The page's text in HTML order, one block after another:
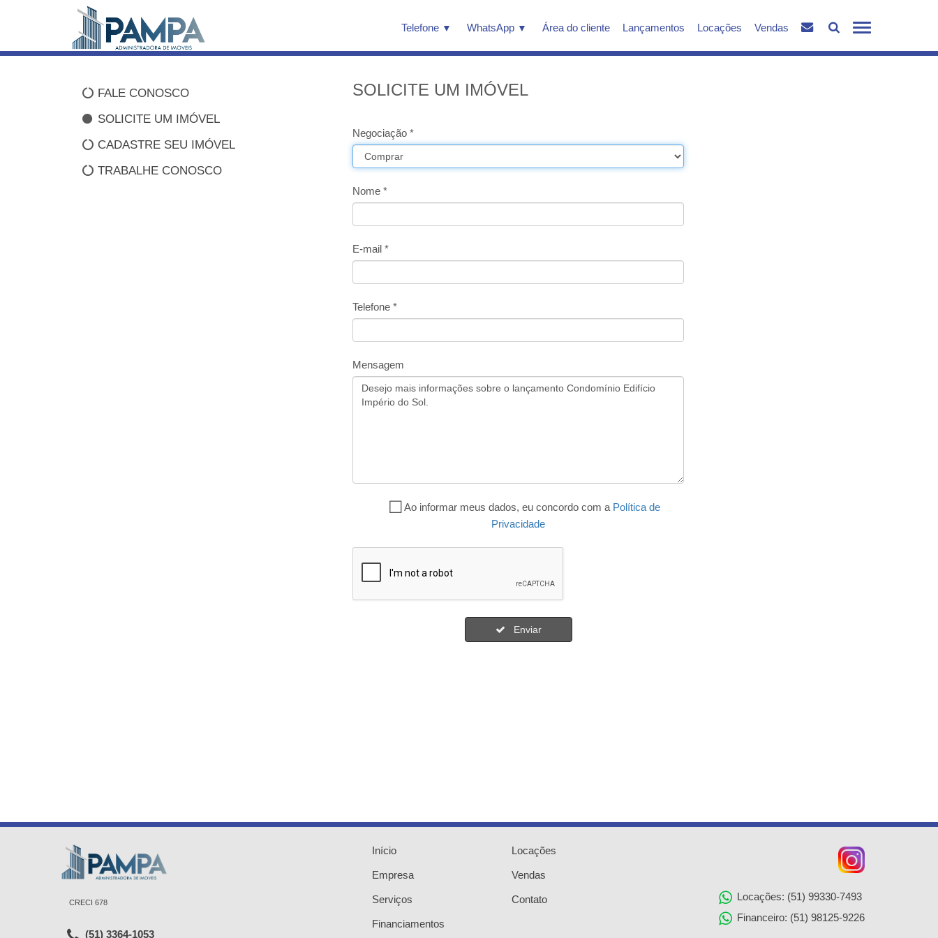
Telefone WhatsApp Área do cliente Lançamentos Locações Vendas
FALE CONOSCO
SOLICITE UM IMÓVEL
CADASTRE SEU IMÓVEL
TRABALHE CONOSCO
SOLICITE UM IMÓVEL
Negociação *
Nome *
E-mail *
Telefone *
Mensagem
Ao informar meus dados, eu concordo com a Política de
Privacidade
Enviar
CRECI 678
(51) 3364-1053
Início
Empresa
Serviços
Financiamentos
Locações
Vendas
Contato
Locações: (51) 99330-7493
Financeiro: (51) 98125-9226